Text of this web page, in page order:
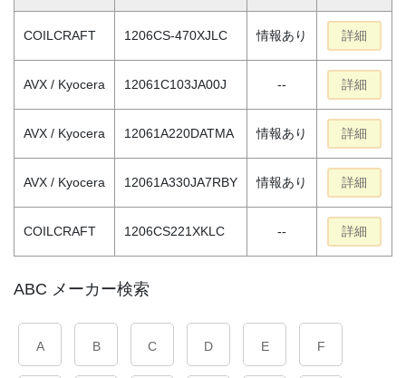
COILCRAFT 1206CS-470XJLC 情報あり 詳細
AVX / Kyocera 12061C103JA00J -- 詳細
AVX / Kyocera 12061A220DATMA 情報あり 詳細
AVX / Kyocera 12061A330JA7RBY 情報あり 詳細
COILCRAFT 1206CS221XKLC -- 詳細
ABC メーカー検索
A B C D E F